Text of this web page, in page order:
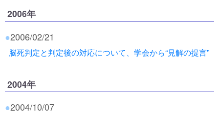
2006年
●2006/02/21
脳死判定と判定後の対応について、学会から“見解の提言”
2004年
●2004/10/07